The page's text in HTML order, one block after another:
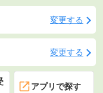
変更する
変更する
アプリで探す